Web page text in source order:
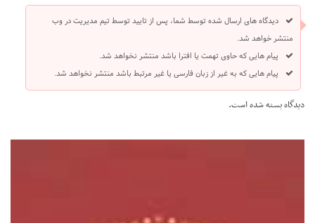
دیدگاه های ارسال شده توسط شما، پس از تایید توسط تیم مدیریت در وب
منتشر خواهد شد.
پیام هایی که حاوی تهمت یا افترا باشد منتشر نخواهد شد.
پیام هایی که به غیر از زبان فارسی یا غیر مرتبط باشد منتشر نخواهد شد.
دیدگاه بسته شده است.